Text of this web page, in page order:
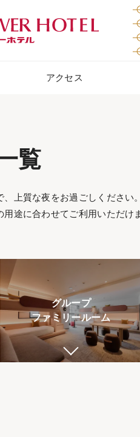
アクセス
覧
上質な夜をお過ごしください。
途に合わせてご利用いただけ
グループ
ファミリールーム